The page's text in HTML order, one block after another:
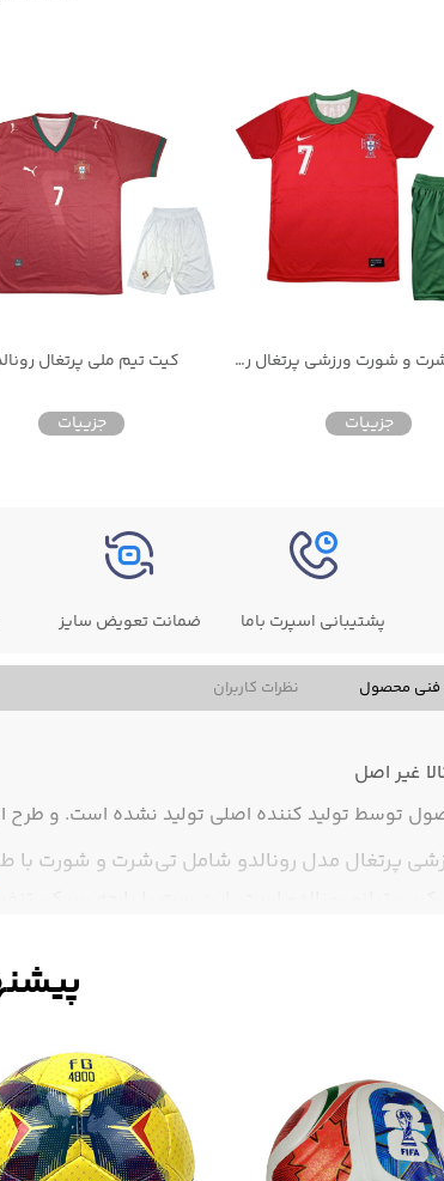
کیت تی شرت و شورت ورزشی پرتغال رونالدو
جزییات
کیت تیم ملی پرتغال
جزییات
پشتیبانی اسپرت باما ضمانت تعویض سایز
محصول نظرات کاربران
غیر اصل
توسط تولید کننده اصلی تولید نشده است. و طرح
پرتغال مدل رونالدو شامل تی‌شرت و شورت با
کریستیانو رونالدو است. این ست با پارچه سبک،
سایز کیت فوتبال ملی